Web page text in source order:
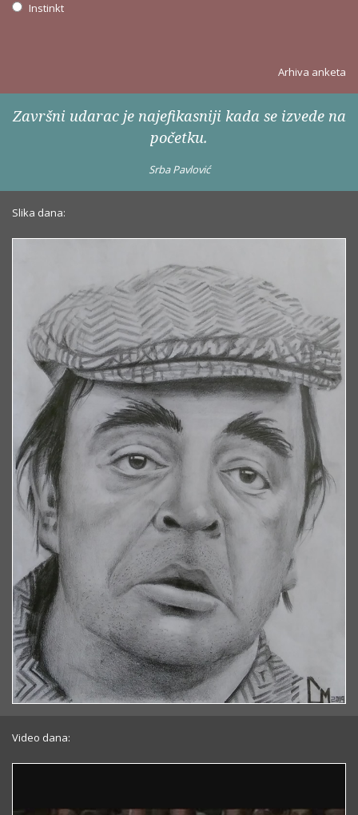
Instinkt
Arhiva anketa
Završni udarac je najefikasniji kada se izvede na
početku.
Srba Pavlović
Slika dana:
Video dana: